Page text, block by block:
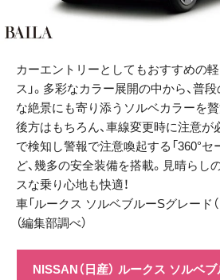
カーエントリーとしてもおすすめの軽
ス」。多彩なカラー展開の中から、普
な絶景にも寄り添うソルベカラー
後方はもちろん、車線変更時に注意が
で検知し警報で注意喚起する「360°セ
ど、幾多の安全装備を搭載。見晴らし
スな乗り心地も快適！
車「ルークス ソルベブルーSグレード（
（編集部調べ）
NISSAN（日産） ルークス ソルベ